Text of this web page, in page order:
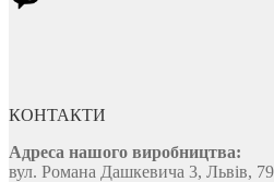
КОНТАКТИ
Адреса нашого виробництва:
вул. Романа Дашкевича 3, Львів,